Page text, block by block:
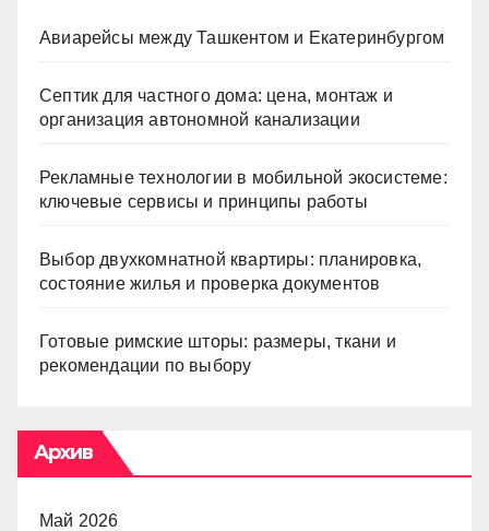
Авиарейсы между Ташкентом и Екатеринбургом
Септик для частного дома: цена, монтаж и
организация автономной канализации
Рекламные технологии в мобильной экосистеме:
ключевые сервисы и принципы работы
Выбор двухкомнатной квартиры: планировка,
состояние жилья и проверка документов
Готовые римские шторы: размеры, ткани и
рекомендации по выбору
Архив
Май 2026